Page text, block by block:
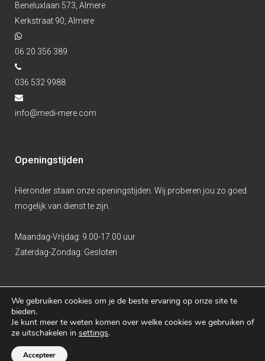
Beneluxlaan 573, Almere
Kerkstraat 90, Almere
06 20 356 389
036 532 9988
info@medi-mere.com
Openingstijden
Hieronder staan onze openingstijden. Wij proberen jou zo goed
mogelijk van dienst te zijn.
Maandag-Vrijdag: 9.00-17.00 uur
Zaterdag-Zondag: Gesloten
Dé studentenhuisarts in Almere.
We gebruiken cookies om je de beste ervaring op onze site te
bieden.
Je kunt meer te weten komen over welke cookies we gebruiken of
ze uitschakelen in settings.
Accepteer